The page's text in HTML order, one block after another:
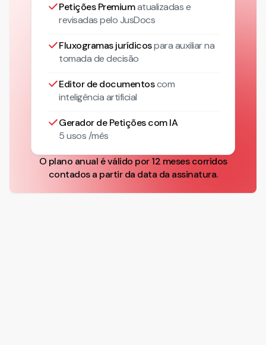
Petições Premiumatualizadase
revisadas pelo JusDocs
Fluxogramas jurídicospara auxiliar na
tomada de decisão
Editor de documentoscom
inteligência artificial
Gerador de Petições com IA
5 usos /mês
O plano anual é válido por 12 meses corridos
contados a partir da data da assinatura.